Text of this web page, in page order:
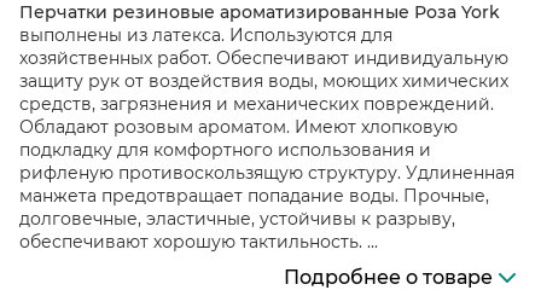
Перчатки резиновые ароматизированные Роза York
выполнены из латекса. Используются для
хозяйственных работ. Обеспечивают индивидуальную
защиту рук от воздействия воды, моющих химических
средств, загрязнения и механических повреждений.
Обладают розовым ароматом. Имеют хлопковую
подкладку для комфортного использования и
рифленую противоскользящую структуру. Удлиненная
манжета предотвращает попадание воды. Прочные,
долговечные, эластичные, устойчивы к разрыву,
обеспечивают хорошую тактильность. ...
Подробнее о товаре